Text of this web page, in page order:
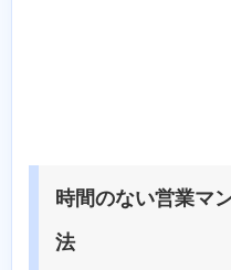
時間のない営業マ
法